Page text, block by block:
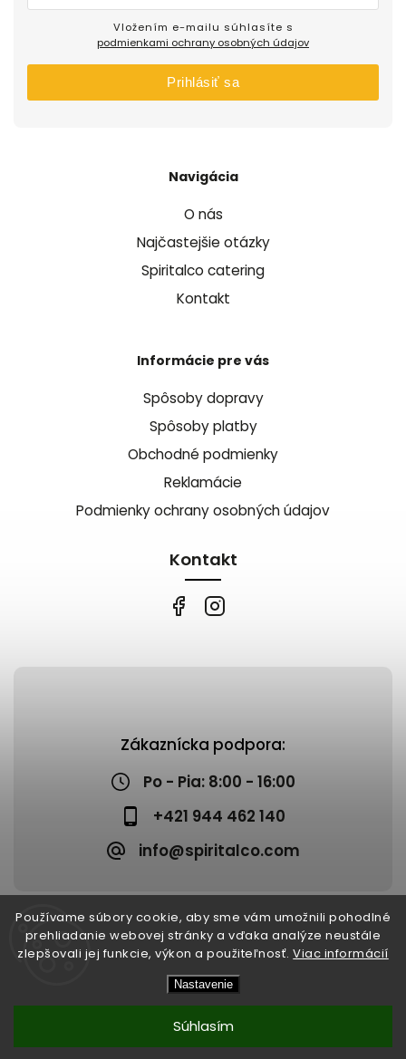
Používame súbory cookie, aby sme vám umožnili pohodlné
prehliadanie webovej stránky a vďaka analýze neustále
zlepšovali jej funkcie, výkon a použiteľnosť.Viac informácií
Nastavenie
Súhlasím
Zákaznícka podpora:
Po - Pia: 8:00 - 16:00
+421 944 462 140
info@spiritalco.com
Navigácia
O nás
Najčastejšie otázky
Spiritalco catering
Kontakt
Informácie pre vás
Spôsoby dopravy
Spôsoby platby
Obchodné podmienky
Reklamácie
Podmienky ochrany osobných údajov
Kontakt
podmienkami ochrany osobných údajov
Prihlásiť sa
Spiritalco. Všetky práva vyhradené.
Upraviť nastavenie cookies
Shoptet | Design